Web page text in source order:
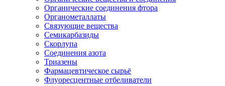
Органические соединения фтора
Органометаллаты
Связующие вещества
Семикарбазиды
Скорлупа
Соединения азота
Триазены
Фармацевтическое сырьё
Флуоресцентные отбеливатели